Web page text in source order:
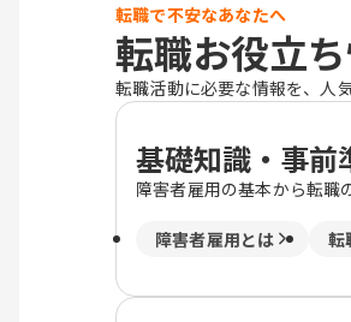
転職で不安なあなたへ
転職お役立
転職活動に必要な情報を、人
基礎知識・事前
障害者雇用の基本から転職
障害者雇用とは 転